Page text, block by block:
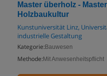
Master überholz -
Holzbaukultur
Kunstuniversität Linz,
industrielle Gestaltung
Kategorie: Bauwesen
Methode: Mit Anwesenheitspflicht